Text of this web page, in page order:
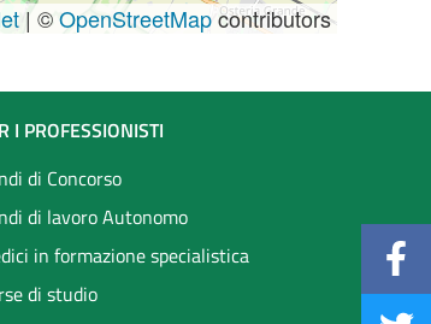
| ©OpenStreetMapcontributors
I PROFESSIONISTI
di Concorso
di lavoro Autonomo
in formazione specialistica
di studio